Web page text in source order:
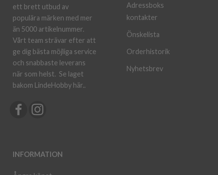
ett brett utbud av
populära märken med mer
än 5000 artikelnummer.
Vårt team strävar efter att
ge dig bästa möjliga service
och snabbaste leverans
när som helst. Se laget
bakom LindeHobby här..
INFORMATION
Adressboks
kontakter
Önskelista
Orderhistorik
Nyhetsbrev